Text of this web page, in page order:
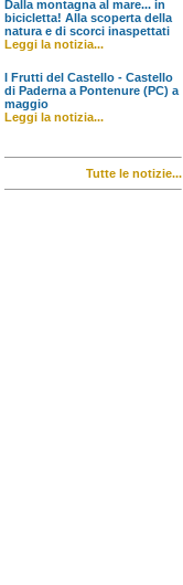
Dalla montagna al mare... in
bicicletta! Alla scoperta della
natura e di scorci inaspettati
Leggi la notizia...
I Frutti del Castello - Castello
di Paderna a Pontenure (PC) a
maggio
Leggi la notizia...
Tutte le notizie...